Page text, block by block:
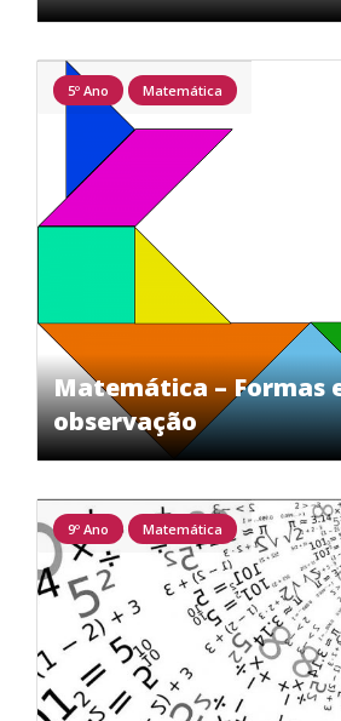
Matemática – Formas
observação
5º Ano Matemática
9º Ano Matemática